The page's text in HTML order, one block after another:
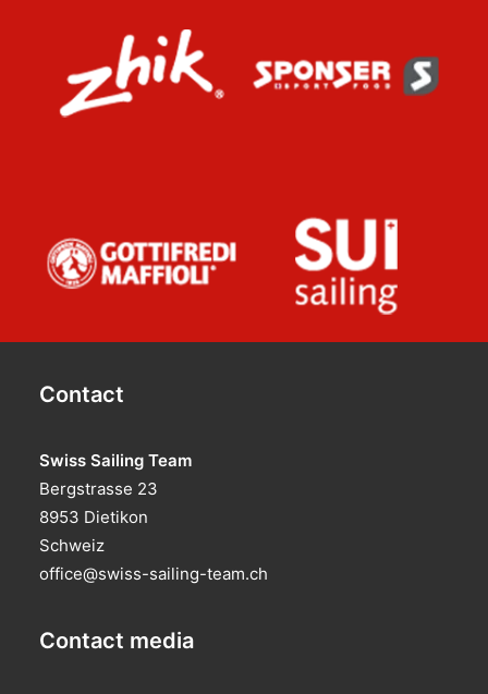
Contact
Swiss Sailing Team
Bergstrasse 23
8953 Dietikon
Schweiz
office@swiss-sailing-team.ch
Contact media